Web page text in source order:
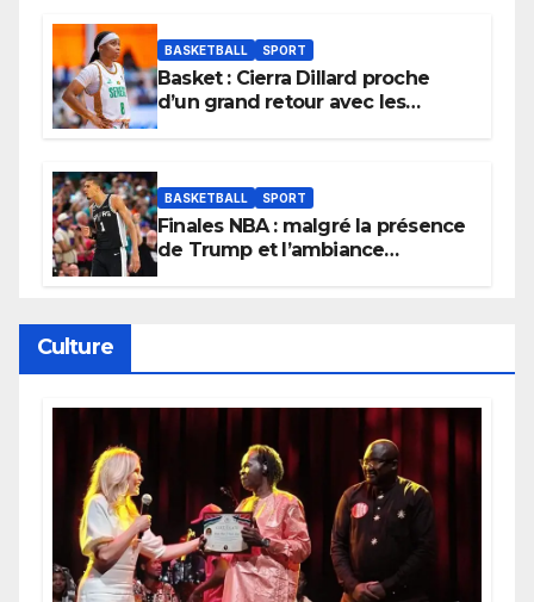
BASKETBALL SPORT
Basket : Cierra Dillard proche
d’un grand retour avec les
BASKETBALL SPORT
Finales NBA : malgré la présence
de Trump et l’ambiance
Culture